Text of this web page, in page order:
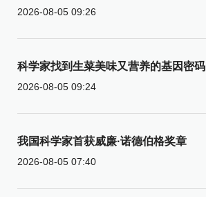
2026-08-05 09:26
科学家找到生菜美味又营养的基因密码
2026-08-05 09:24
我国科学家首获威廉·诺德伯格奖章
2026-08-05 07:40